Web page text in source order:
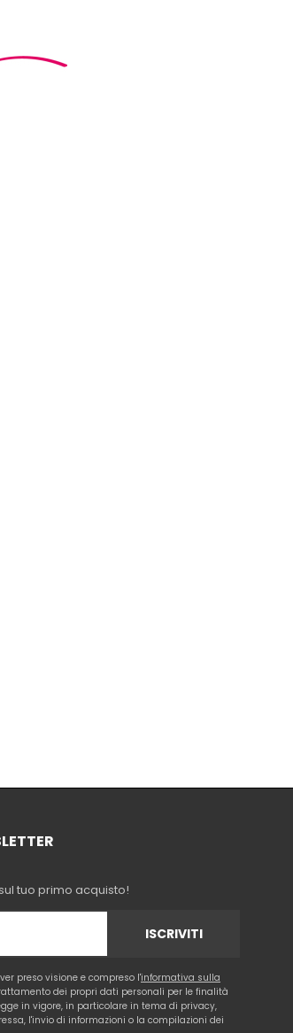
tuo primo acquisto!
ISCRIVITI
preso visione e compreso l'informativa sulla
dei propri dati personali per le finalità
in vigore, in particolare in tema di privacy,
l'invio di informazioni o la compilazioni dei